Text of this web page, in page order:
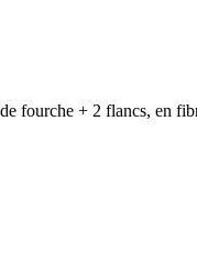
fourche + 2 flancs, en